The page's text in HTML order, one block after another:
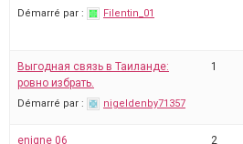
Démarré par : Filentin_01
Выгодная связь в Таиланде:
ровно избрать.
Démarré par : nigeldenby71357
1
enigne 06 2